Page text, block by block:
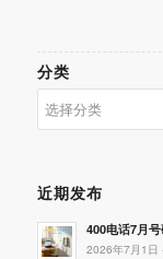
分类
类
近期发布
400电话7月
2026年7月1日